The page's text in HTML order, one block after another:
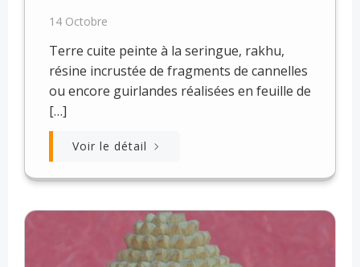
14 Octobre
Terre cuite peinte à la seringue, rakhu,
résine incrustée de fragments de cannelles
ou encore guirlandes réalisées en feuille de
[…]
Voir le détail